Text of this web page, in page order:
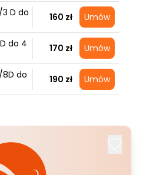
3 D do
160 zł Umów
do 4
170 zł Umów
8D do
190 zł Umów